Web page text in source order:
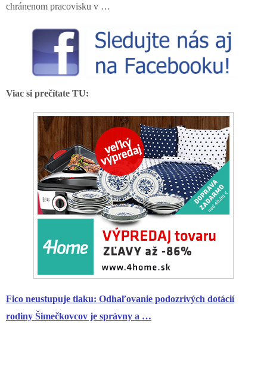
chránenom pracovisku v …
Viac si prečítate TU:
Fico neustupuje tlaku: Odhaľovanie podozrivých dotácií
rodiny Šimečkovcov je správny a …